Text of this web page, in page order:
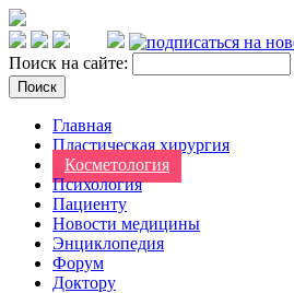
Поиск на сайте:
Главная
Пластическая хирургия
Косметология
Психология
Пациенту
Новости медицины
Энциклопедия
Форум
Доктору